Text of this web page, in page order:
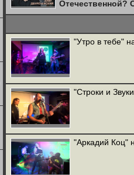
Отечественной?
Двуреченский о
"Утро в тебе"
"Строки и
"Аркадий Коц"